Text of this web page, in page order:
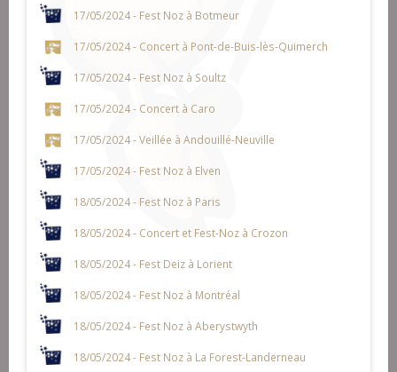
17/05/2024 - Fest Noz à Botmeur
17/05/2024 - Concert à Pont-de-Buis-lès-Quimerch
17/05/2024 - Fest Noz à Soultz
17/05/2024 - Concert à Caro
17/05/2024 - Veillée à Andouillé-Neuville
17/05/2024 - Fest Noz à Elven
18/05/2024 - Fest Noz à Paris
18/05/2024 - Concert et Fest-Noz à Crozon
18/05/2024 - Fest Deiz à Lorient
18/05/2024 - Fest Noz à Montréal
18/05/2024 - Fest Noz à Aberystwyth
18/05/2024 - Fest Noz à La Forest-Landerneau